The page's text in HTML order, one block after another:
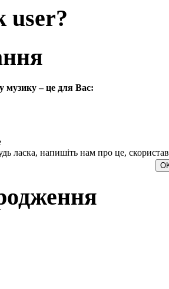
user?
музику – це для Вас:
ласка, напишіть нам про це,